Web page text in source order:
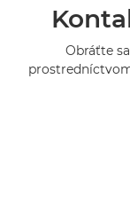
Obráťte